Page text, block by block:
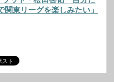
東リーグを楽しみたい」